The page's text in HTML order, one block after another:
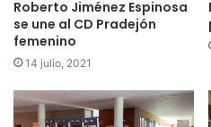
himno y ver ondear nuestra
lágrima”.
La delegación española estará
integrantes, de los cuales 135
discapacidad más 13
Roberto Jiménez Espinosa
se une al CD Pradejón
femenino
14 julio, 2021